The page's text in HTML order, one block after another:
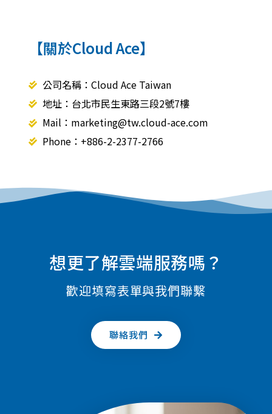
【關於Cloud Ace】
公司名稱：Cloud Ace Taiwan
地址：台北市民生東路三段2號7樓
Mail：marketing@tw.cloud-ace.com
Phone：+886-2-2377-2766
想更了解雲端服務嗎？
歡迎填寫表單與我們聯繫
聯絡我們